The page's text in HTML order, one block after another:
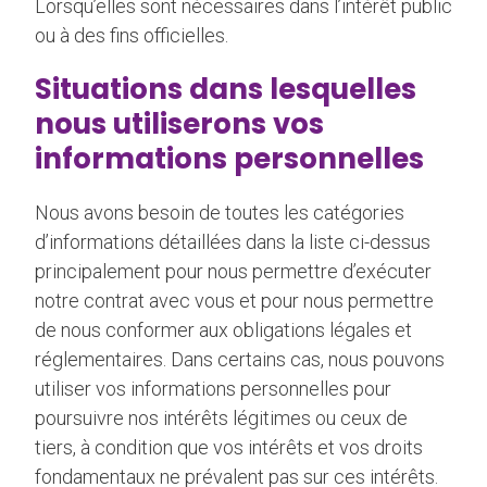
Lorsqu’elles sont nécessaires dans l’intérêt public
ou à des fins officielles.
Situations dans lesquelles
nous utiliserons vos
informations personnelles
Nous avons besoin de toutes les catégories
d’informations détaillées dans la liste ci-dessus
principalement pour nous permettre d’exécuter
notre contrat avec vous et pour nous permettre
de nous conformer aux obligations légales et
réglementaires. Dans certains cas, nous pouvons
utiliser vos informations personnelles pour
poursuivre nos intérêts légitimes ou ceux de
tiers, à condition que vos intérêts et vos droits
fondamentaux ne prévalent pas sur ces intérêts.